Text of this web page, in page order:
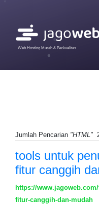
Web Hosting Murah & Berkualitas
Jumlah Pencarian "HTML"
tools untuk
fitur canggih
https://
fitur-canggih-dan-mudah